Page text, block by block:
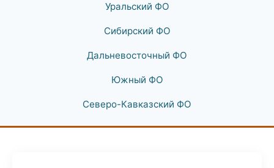
Уральский ФО
Сибирский ФО
Дальневосточный ФО
Южный ФО
Северо-Кавказский ФО